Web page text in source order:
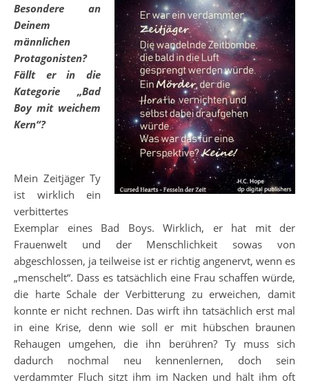
Besondere an
Deinem
männlichen
Protagonisten?
Fällt er in die
Kategorie „Bad
Boy mit weichem
Kern“?
Mein Zeitjäger Ty
ist wirklich ein
verbittertes
Exemplar eines Bad Boys. Wirklich, er hat mit der
Frauenwelt und der Menschlichkeit sowas von
abgeschlossen, ja teilweise ist er richtig angenervt, wenn es
„menschelt“. Dass es tatsächlich eine Frau schaffen würde,
die harte Schale der Verbitterung zu erweichen, damit
konnte er nicht rechnen. Das wirft ihn tatsächlich erst mal
in eine Krise, denn wie soll er mit hübschen braunen
Rehaugen umgehen, die ihn berühren? Ty muss sich
dadurch nochmal neu kennenlernen, doch sein
verdammter Fluch sitzt ihm im Nacken und hält ihm oft